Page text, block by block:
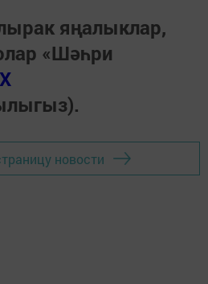
яңалыклар,
«Шәһри
новости